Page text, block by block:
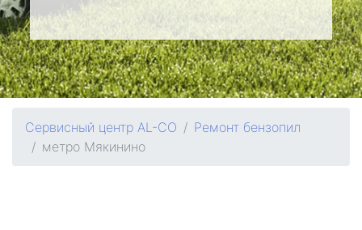
Сервисный центр AL-CO
Ремонт бензопил
метро Мякинино